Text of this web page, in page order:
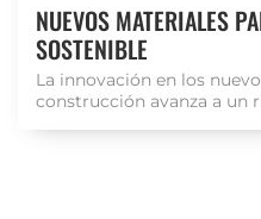
NUEVOS MATERIALES
SOSTENIBLE
La innovación en los
construcción avanza a un